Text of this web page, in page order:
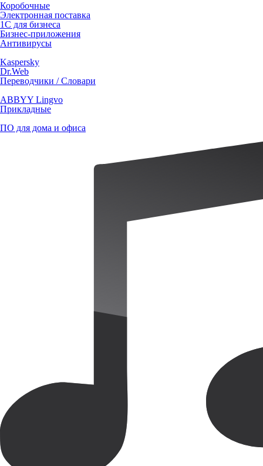
Коробочные
Электронная поставка
1С для бизнеса
Бизнес-приложения
Антивирусы
Kaspersky
Dr.Web
Переводчики / Словари
ABBYY Lingvo
Прикладные
ПО для дома и офиса